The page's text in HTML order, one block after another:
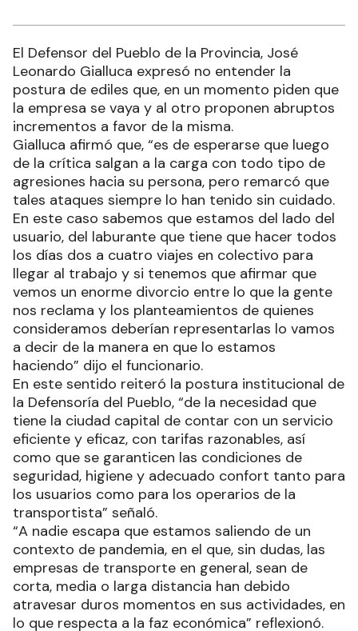
El Defensor del Pueblo de la Provincia, José
Leonardo Gialluca expresó no entender la
postura de ediles que, en un momento piden que
la empresa se vaya y al otro proponen abruptos
incrementos a favor de la misma.
Gialluca afirmó que, “es de esperarse que luego
de la crítica salgan a la carga con todo tipo de
agresiones hacia su persona, pero remarcó que
tales ataques siempre lo han tenido sin cuidado.
En este caso sabemos que estamos del lado del
usuario, del laburante que tiene que hacer todos
los días dos a cuatro viajes en colectivo para
llegar al trabajo y si tenemos que afirmar que
vemos un enorme divorcio entre lo que la gente
nos reclama y los planteamientos de quienes
consideramos deberían representarlas lo vamos
a decir de la manera en que lo estamos
haciendo” dijo el funcionario.
En este sentido reiteró la postura institucional de
la Defensoría del Pueblo, “de la necesidad que
tiene la ciudad capital de contar con un servicio
eficiente y eficaz, con tarifas razonables, así
como que se garanticen las condiciones de
seguridad, higiene y adecuado confort tanto para
los usuarios como para los operarios de la
transportista” señaló.
“A nadie escapa que estamos saliendo de un
contexto de pandemia, en el que, sin dudas, las
empresas de transporte en general, sean de
corta, media o larga distancia han debido
atravesar duros momentos en sus actividades, en
lo que respecta a la faz económica” reflexionó.